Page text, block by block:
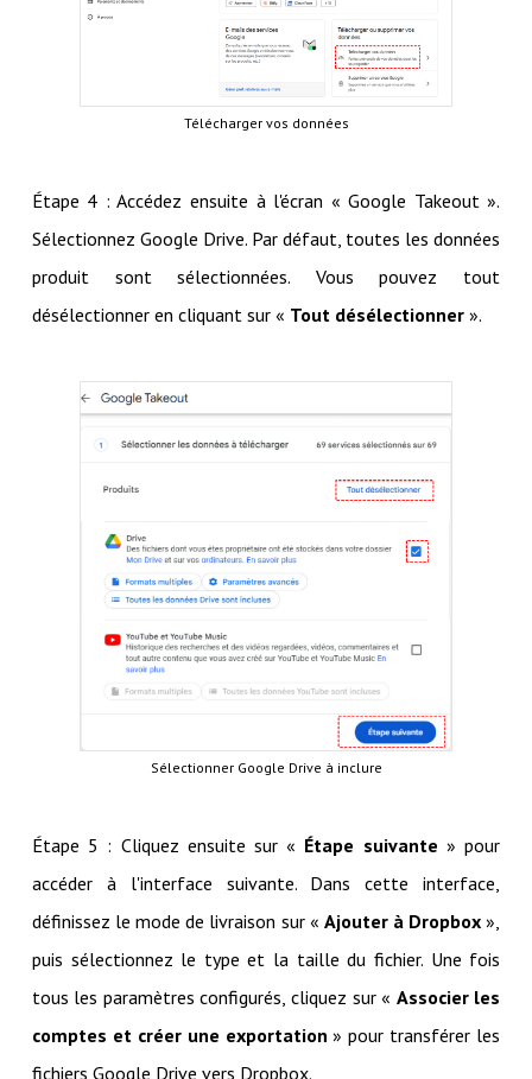
Télécharger vos données
Étape 4 : Accédez ensuite à l'écran « Google Takeout ».
Sélectionnez Google Drive. Par défaut, toutes les données
produit sont sélectionnées. Vous pouvez tout
désélectionner en cliquant sur « Tout désélectionner».
Sélectionner Google Drive à inclure
Étape 5 : Cliquez ensuite sur « Étape suivante » pour
accéder à l'interface suivante. Dans cette interface,
définissez le mode de livraison sur « Ajouter à Dropbox »,
puis sélectionnez le type et la taille du fichier. Une fois
tous les paramètres configurés, cliquez sur « Associer les
comptes et créer une exportation » pour transférer les
fichiers Google Drive vers Dropbox.